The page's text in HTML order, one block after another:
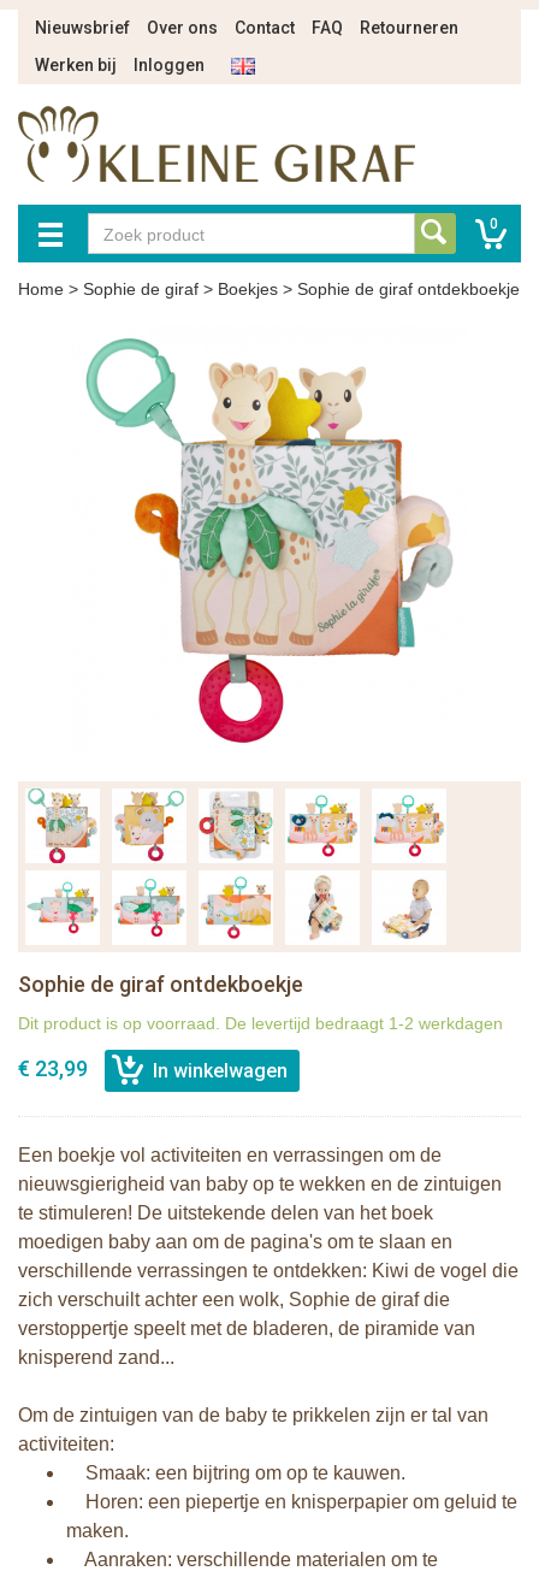
Nieuwsbrief Over ons Contact FAQ
Retourneren
Werken bij
Inloggen
0
Home > Sophie de giraf > Boekjes > Sophie de giraf ontdekboekje
Sophie de giraf ontdekboekje
Dit product is op voorraad. De levertijd bedraagt 1-2 werkdagen
€ 23,99
Een boekje vol activiteiten en verrassingen om de
nieuwsgierigheid van baby op te wekken en de zintuigen
te stimuleren! De uitstekende delen van het boek
moedigen baby aan om de pagina's om te slaan en
verschillende verrassingen te ontdekken: Kiwi de vogel die
zich verschuilt achter een wolk, Sophie de giraf die
verstoppertje speelt met de bladeren, de piramide van
knisperend zand...
Om de zintuigen van de baby te prikkelen zijn er tal van
activiteiten:
Smaak: een bijtring om op te kauwen.
Horen: een piepertje en knisperpapier om geluid te
maken.
Aanraken: verschillende materialen om te